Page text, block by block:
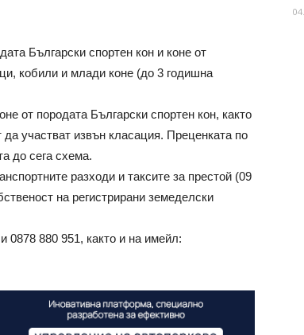
Български спортен кон и коне от
кобили и млади коне (до 3 годишна
от породата Български спортен кон, както
участват извън класация. Преценката по
до сега схема.
разходи и таксите за престой (09
на регистрирани земеделски
0878 880 951, както и на имейл: